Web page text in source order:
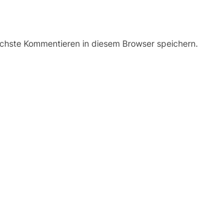
Kommentieren in diesem Browser speichern.